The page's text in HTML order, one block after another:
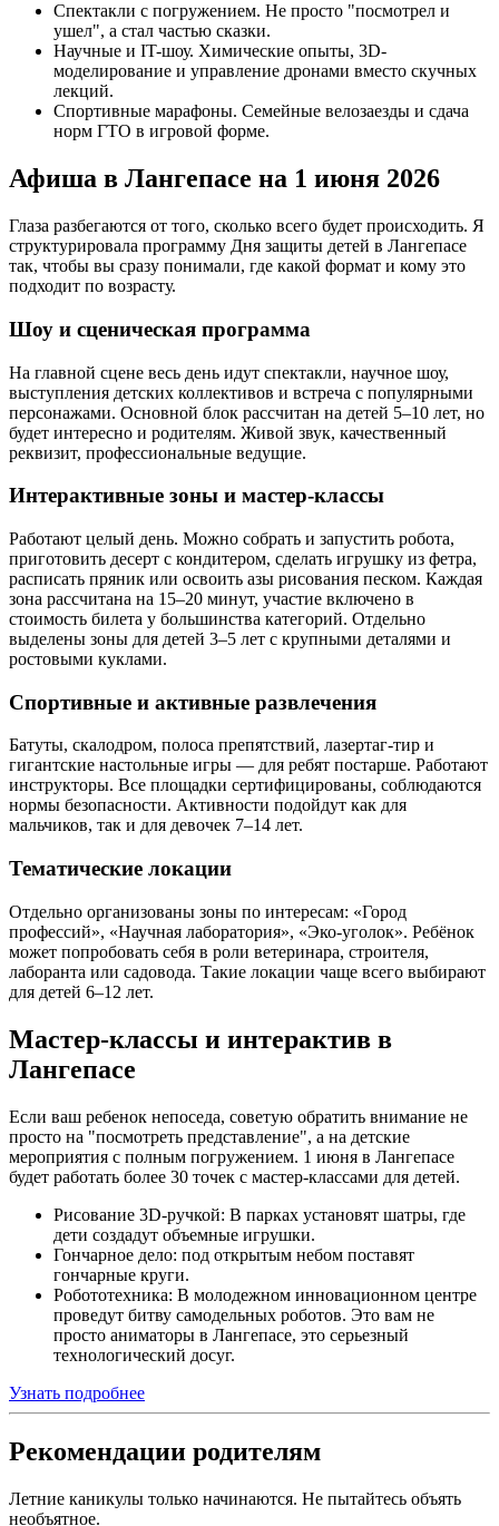
Спектакли с погружением. Не просто "посмотрел и
ушел", а стал частью сказки.
Научные и IT-шоу. Химические опыты, 3D-
моделирование и управление дронами вместо скучных
лекций.
Спортивные марафоны. Семейные велозаезды и сдача
норм ГТО в игровой форме.
Афиша в Лангепасе на 1 июня 2026
Глаза разбегаются от того, сколько всего будет происходить. Я
структурировала программу Дня защиты детей в Лангепасе
так, чтобы вы сразу понимали, где какой формат и кому это
подходит по возрасту.
Шоу и сценическая программа
На главной сцене весь день идут спектакли, научное шоу,
выступления детских коллективов и встреча с популярными
персонажами. Основной блок рассчитан на детей 5–10 лет, но
будет интересно и родителям. Живой звук, качественный
реквизит, профессиональные ведущие.
Интерактивные зоны и мастер-классы
Работают целый день. Можно собрать и запустить робота,
приготовить десерт с кондитером, сделать игрушку из фетра,
расписать пряник или освоить азы рисования песком. Каждая
зона рассчитана на 15–20 минут, участие включено в
стоимость билета у большинства категорий. Отдельно
выделены зоны для детей 3–5 лет с крупными деталями и
ростовыми куклами.
Спортивные и активные развлечения
Батуты, скалодром, полоса препятствий, лазертаг-тир и
гигантские настольные игры — для ребят постарше. Работают
инструкторы. Все площадки сертифицированы, соблюдаются
нормы безопасности. Активности подойдут как для
мальчиков, так и для девочек 7–14 лет.
Тематические локации
Отдельно организованы зоны по интересам: «Город
профессий», «Научная лаборатория», «Эко-уголок». Ребёнок
может попробовать себя в роли ветеринара, строителя,
лаборанта или садовода. Такие локации чаще всего выбирают
для детей 6–12 лет.
Мастер-классы и интерактив в
Лангепасе
Если ваш ребенок непоседа, советую обратить внимание не
просто на "посмотреть представление", а на детские
мероприятия с полным погружением. 1 июня в Лангепасе
будет работать более 30 точек с мастер-классами для детей.
Рисование 3D-ручкой: В парках установят шатры, где
дети создадут объемные игрушки.
Гончарное дело: под открытым небом поставят
гончарные круги.
Робототехника: В молодежном инновационном центре
проведут битву самодельных роботов. Это вам не
просто аниматоры в Лангепасе, это серьезный
технологический досуг.
Узнать подробнее
Рекомендации родителям
Летние каникулы только начинаются. Не пытайтесь объять
необъятное.